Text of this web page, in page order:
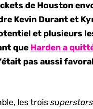
de Houston
Kevin Durant et
et plusieurs
que Harden a
pas aussi
les troissuperstars